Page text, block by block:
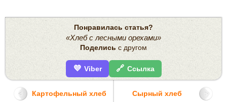
Понравилась статья?
«Хлеб с лесными орехами»
Поделись с другом
💜 Viber 🔗 Ссылка
Картофельный хлеб Сырный хлеб